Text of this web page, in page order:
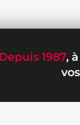
Depuis 1987,